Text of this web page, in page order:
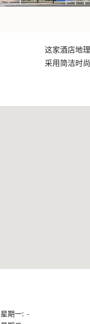
这家酒店地
采用简洁时
星期一: -